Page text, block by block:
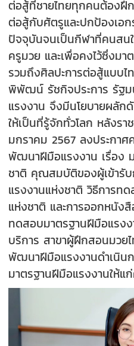
ต่อสู้ที่ชายไทยทุกคนต้องฝึ
ต่อสู้กับศัตรูและปกป้องเอ
ปัจจุบันจนเป็นกีฬาที่คนสน
ครูมวย และเพื่อคงไว้ซึ่งม
รวมถึงศิลปะการต่อสู้แบบไ
พิพัฒน์ รัชกิจประการ รัฐม
แรงงาน จึงมีนโยบายผลัก
ให้เป็นที่รู้จักทั่วโลก หลังรา
มกราคม 2567 ลงประกา
พัฒนาฝีมือแรงงาน เรื่อง
ชาติ คุณสมบัติของผู้เข้ารั
แรงงานแห่งชาติ วิธีการท
แห่งชาติ และการออกหนัง
ทดสอบมาตรฐานฝีมือแรง
บริการ สาขาผู้ฝึกสอนมวย
พัฒนาฝีมือแรงงานดำเนิน
มาตรฐานฝีมือแรงงานให้แ